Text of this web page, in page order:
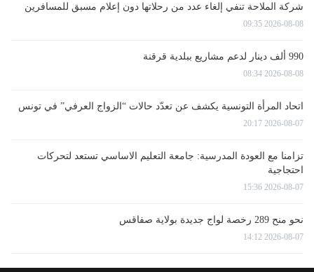
شركة الملاحة تنفي إلغاء عدد من رحلاتها دون إعلام مسبق للمسافرين
2026-08-08 09:35
990 ألف دينار لدعم مشاريع ببلدية قرقنة
2026-08-08 08:34
اتحاد المرأة التونسية يكشف عن تعدّد حالات “الزواج العرفي” في تونس
2026-08-07 20:17
تزامنا مع العودة المدرسية: جامعة التعليم الاساسي تستعد لتحركات
احتجاجية
2026-08-07 15:36
نحو منح 289 رخصة لواج جديدة بولاية صفاقس
2026-08-07 14:12